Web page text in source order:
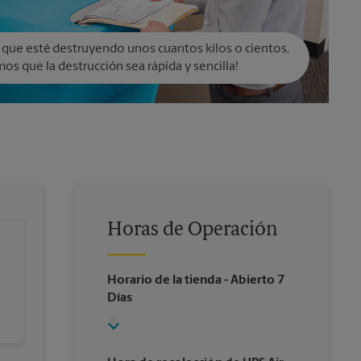
que esté destruyendo unos cuantos kilos o cientos,
que la destrucción sea rápida y sencilla!
Horas de Operación
Horario de la tienda - Abierto 7
Días